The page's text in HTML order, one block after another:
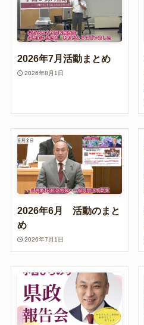
2026年7月活動まとめ
2026年8月1日
2026年6月 活動のまと
め
2026年7月1日